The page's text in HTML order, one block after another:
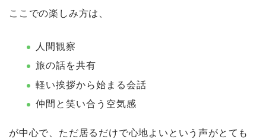
ここでの楽しみ方は、
人間観察
旅の話を共有
軽い挨拶から始まる会話
仲間と笑い合う空気感
が中心で、ただ居るだけで心地よいという声がとても